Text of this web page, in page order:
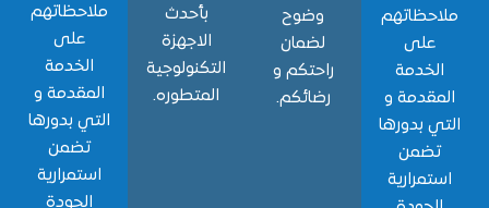
و
بدورها
راحتكم و
رضائكم.
التكنولوجية
المتطوره.
ملاحظاتهم
الخدمة
المقدمة و
التي بدورها
استمرارية